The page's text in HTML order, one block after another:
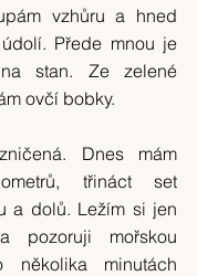
vzhůru a hned
Přede mnou je
stan. Ze zelené
ovčí bobky.
Dnes mám
třináct set
a dolů. Ležím si jen
pozoruji mořskou
minutách